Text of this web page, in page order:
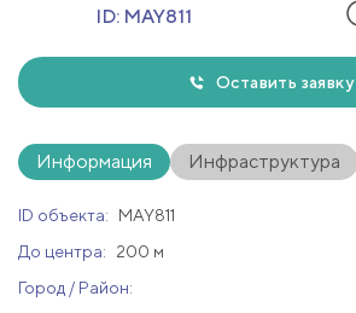
ID: MAY811
Оставить заявку
Информация Инфраструктура
ID объекта:
MAY811
До центра:
200 м
Город / Район: